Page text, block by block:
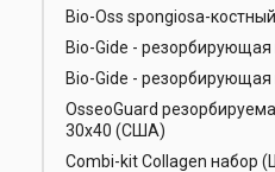
Bio-Oss spongiosa-
Bio-Gide -
Bio-Gide -
OsseoGuard
30х40 (США)
Combi-kit Collagen набор